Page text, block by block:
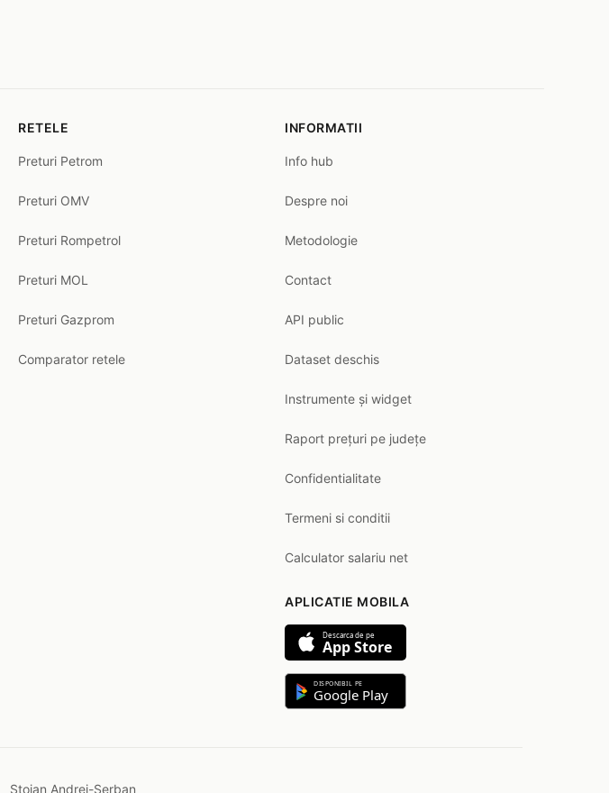
RETELE
Preturi Petrom
Preturi OMV
Preturi Rompetrol
Preturi MOL
Preturi Gazprom
Comparator retele
INFORMATII
Info hub
Despre noi
Metodologie
Contact
API public
Dataset deschis
Instrumente și widget
Raport prețuri pe județe
Confidentialitate
Termeni si conditii
Calculator salariu net
APLICATIE MOBILA
Descarca de pe
App Store
DISPONIBIL PE
Google Play
Stoian Andrei-Șerban